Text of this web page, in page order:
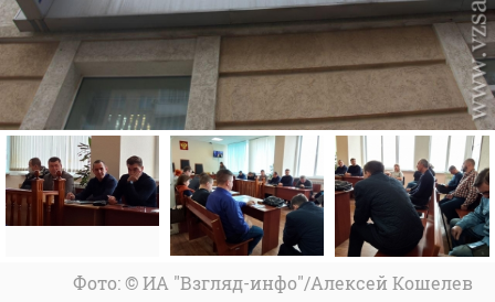
Фото: © ИА "Взгляд-инфо"/Алексей Кошелев